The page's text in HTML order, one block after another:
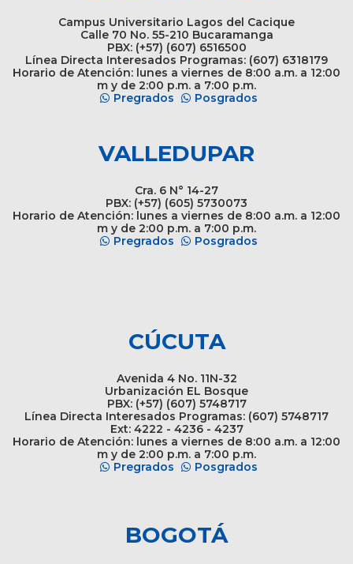
Campus Universitario Lagos del Cacique
Calle 70 No. 55-210 Bucaramanga
PBX: (+57) (607) 6516500
Línea Directa Interesados Programas: (607) 6318179
Horario de Atención: lunes a viernes de 8:00 a.m. a 12:00
m y de 2:00 p.m. a 7:00 p.m.
Pregrados
Posgrados
VALLEDUPAR
Cra. 6 N° 14-27
PBX: (+57) (605) 5730073
Horario de Atención: lunes a viernes de 8:00 a.m. a 12:00
m y de 2:00 p.m. a 7:00 p.m.
Pregrados
Posgrados
CÚCUTA
Avenida 4 No. 11N-32
Urbanización EL Bosque
PBX: (+57) (607) 5748717
Línea Directa Interesados Programas: (607) 5748717
Ext: 4222 - 4236 - 4237
Horario de Atención: lunes a viernes de 8:00 a.m. a 12:00
m y de 2:00 p.m. a 7:00 p.m.
Pregrados
Posgrados
BOGOTÁ